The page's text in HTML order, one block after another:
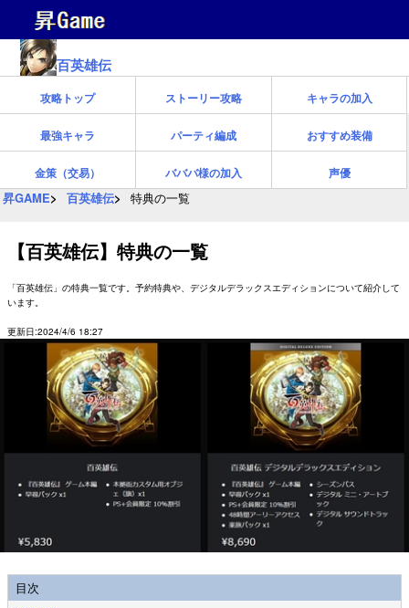
百英雄伝
攻略トップ ストーリー攻略 キャラの加入
最強キャラ パーティ編成 おすすめ装備
金策（交易） バババ様の加入 声優
昇GAME 百英雄伝 特典の一覧
【百英雄伝】特典の一覧
「百英雄伝」の特典一覧です。予約特典や、デジタルデラックスエディションについて紹介して
います。
更新日:2024/4/6 18:27
目次